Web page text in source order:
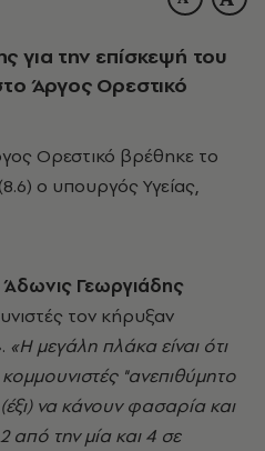
για την επίσκεψή του
Άργος Ορεστικό
ο υπουργός Υγείας,
Άδωνις Γεωργιάδης
τον κήρυξαν
«Η μεγάλη πλάκα είναι ότι
"ανεπιθύμητο
να κάνουν φασαρία και
από την μία και 4 σε